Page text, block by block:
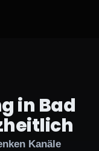
in Bad
Kanäle